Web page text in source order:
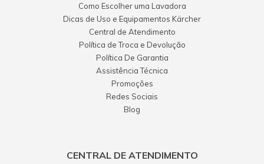
Como Escolher uma Lavadora
Dicas de Uso e Equipamentos Kärcher
Central de Atendimento
Política de Troca e Devolução
Política De Garantia
Assistência Técnica
Promoções
Redes Sociais
Blog
CENTRAL DE ATENDIMENTO